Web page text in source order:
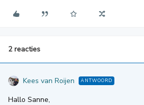
2 reacties
Kees van Roijen ANTWOORD
Hallo Sanne,